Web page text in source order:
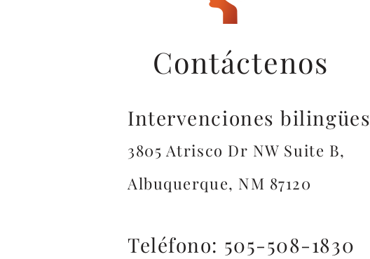
Contáctenos
Intervenciones bilingües
3805 Atrisco Dr NW Suite B,
Albuquerque, NM 87120
Teléfono: 505-508-1830